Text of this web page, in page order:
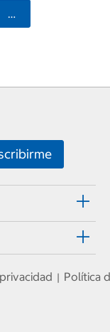
Seleccionar
| Política